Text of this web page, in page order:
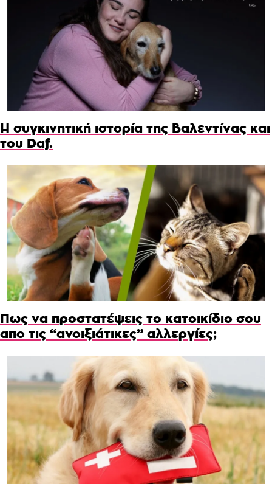
Η συγκινητική ιστορία της Βαλεντίνας και
του Daf.
Πως να προστατέψεις το κατοικίδιο σου
απο τις “ανοιξιάτικες” αλλεργίες;